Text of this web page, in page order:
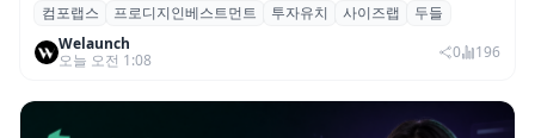
컴포랩스, 프로디지인베스트먼트로부터 시
드 투자 유치
컴포랩스 프로디지인베스트먼트 투자유치 사이즈랩
두들
Welaunch
오늘 오전 1:08
0 196